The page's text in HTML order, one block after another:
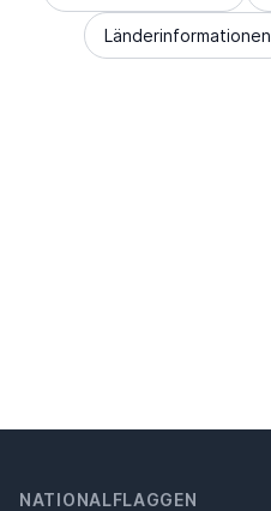
Länderinformationen
NATIONALFLAGGEN